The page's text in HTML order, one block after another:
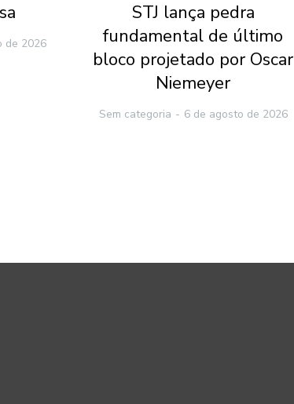
de 2026
STJ lança pedra
fundamental de último
bloco projetado por Oscar
Niemeyer
Sem categoria 6 de agosto de 2026